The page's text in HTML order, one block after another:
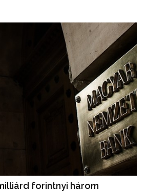
forintnyi három